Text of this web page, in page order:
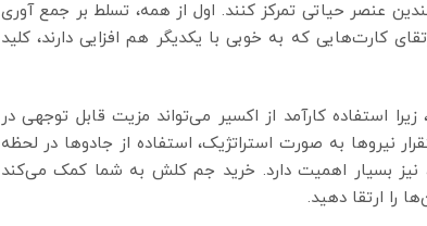
عنصر حیاتی تمرکز کنند. اول از همه، تسلط بر جمع آوری
کارت‌هایی که به خوبی با یکدیگر هم افزایی دارند، کلید
استفاده کارآمد از اکسیر می‌تواند مزیت قابل توجهی در
نیروها به صورت استراتژیک، استفاده از جادوها در لحظه
نیز بسیار اهمیت دارد. خرید جم کلش به شما کمک می‌کند
را ارتقا دهید.